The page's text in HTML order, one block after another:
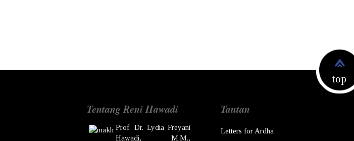
top
Tentang Reni Hawadi
Prof. Dr. Lydia Freyani
Hawadi, M.M.,
Tautan
Letters for Ardha